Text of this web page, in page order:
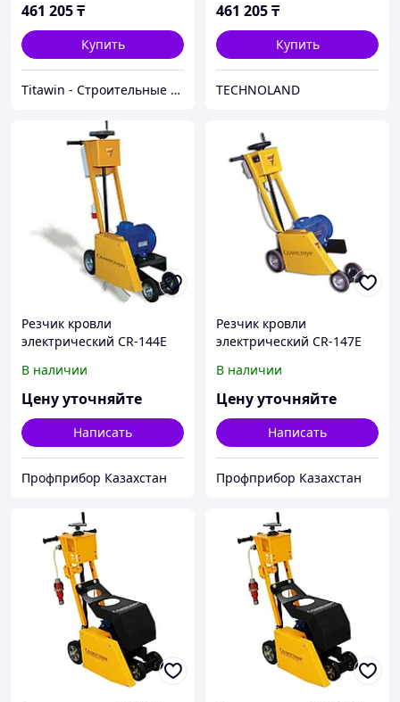
461 205₸
Купить
Titawin - Строительные материалы и оборудование
461 205₸
Купить
TECHNOLAND
Резчик кровли
электрический CR-144Е
В наличии
Цену уточняйте
Написать
Профприбор Казахстан
Резчик кровли
электрический CR-147E
В наличии
Цену уточняйте
Написать
Профприбор Казахстан